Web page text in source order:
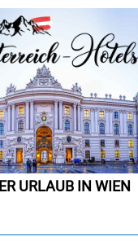
URLAUB IN WIEN